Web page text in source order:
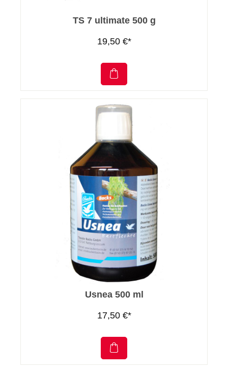
TS 7 ultimate 500 g
19,50 €*
Usnea 500 ml
17,50 €*